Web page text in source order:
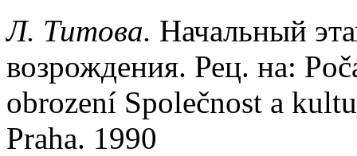
Л. Титова. Начальный
возрождения. Рец. на:
obrození Společnost a
Praha. 1990